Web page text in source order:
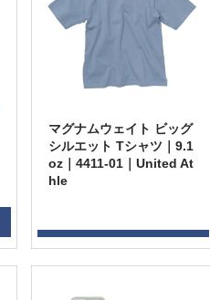
マグナムウェイト ビッグ
シルエット Tシャツ｜9.1
oz｜4411-01｜United At
hle